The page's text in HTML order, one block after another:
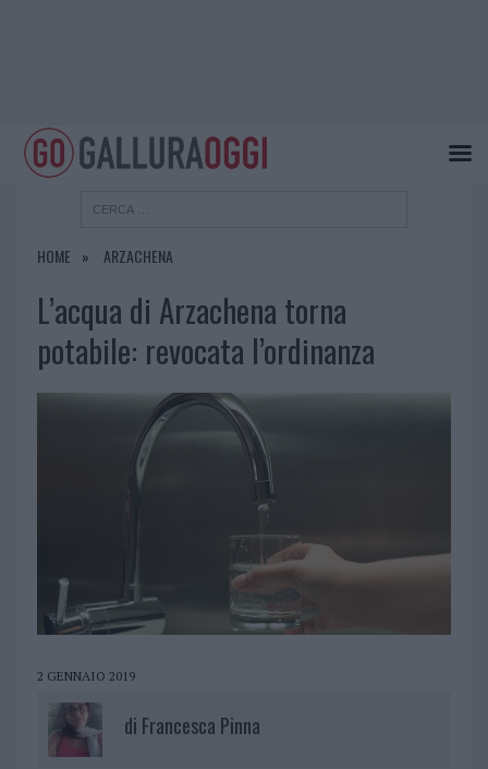
HOME ARZACHENA
L’acqua di Arzachena torna
potabile: revocata l’ordinanza
2 GENNAIO 2019
di Francesca Pinna